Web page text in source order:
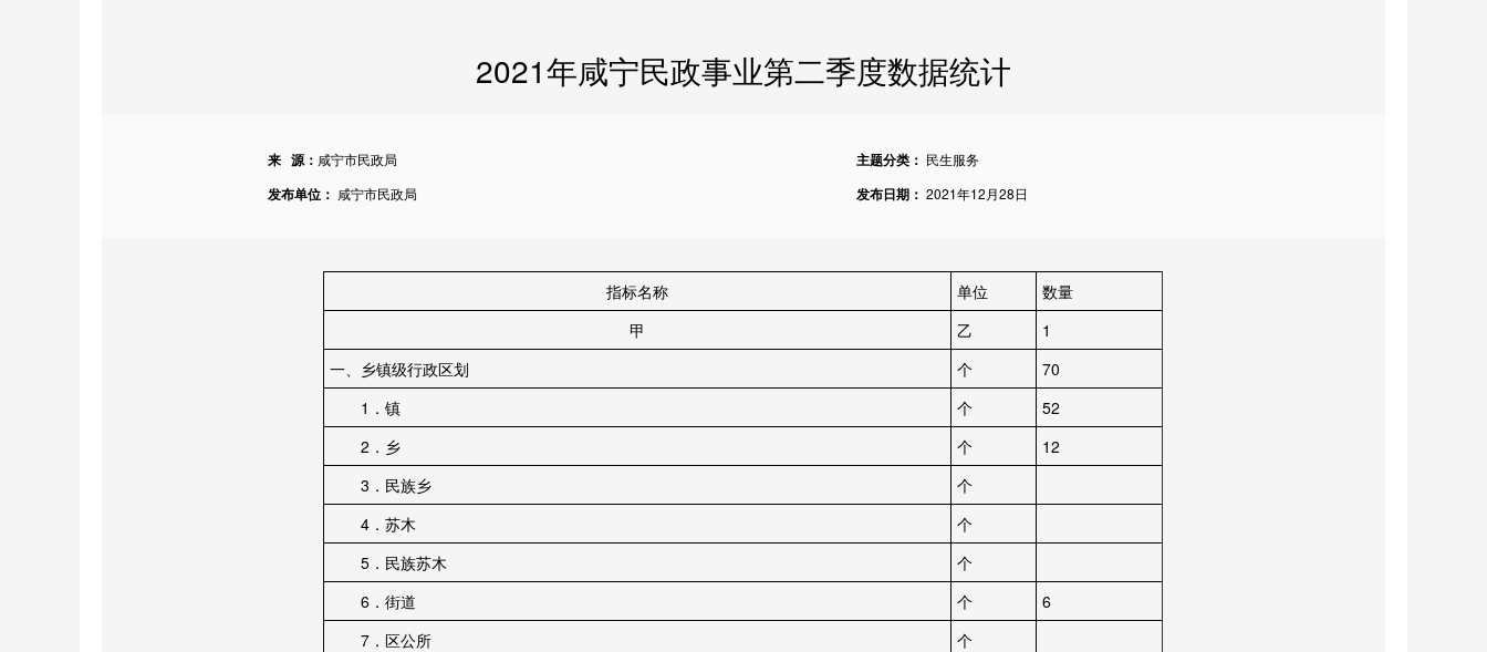
2021年咸宁民政事业第二季度数据统计
来 源： 咸宁市民政局 主题分类： 民生服务
发布单位： 咸宁市民政局 发布日期： 2021年12月28日
指标名称 单位
数量
甲
乙
1
一、乡镇级行政区划
个
70
1．镇
个
52
2．乡
个
12
3．民族乡
个
4．苏木
个
5．民族苏木
个
6．街道
个
6
7．区公所
个